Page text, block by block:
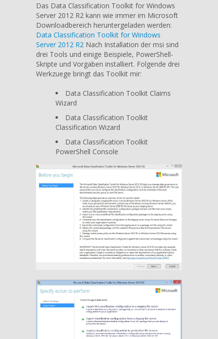
Das Data Classification Toolkit for Windows
Server 2012 R2 kann wie immer im Microsoft
Downloadbereich heruntergeladen werden:
Data Classification Toolkit for Windows
Server 2012 R2 Nach Installation der msi sind
drei Tools und einige Beispiele, PowerShell-
Skripte und Vorgaben installiert. Folgende drei
Werkzuege bringt das Toolkit mir:
Data Classification Toolkit Claims
Wizard
Data Classification Toolkit
Classification Wizard
Data Classification Toolkit
PowerShell Console